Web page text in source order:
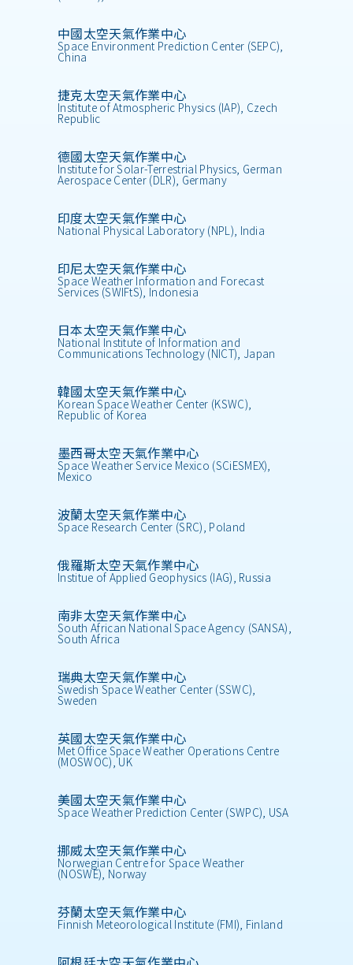
中國太空天氣作業中心
Space Environment Prediction Center (SEPC),
China
捷克太空天氣作業中心
Institute of Atmospheric Physics (IAP), Czech
Republic
德國太空天氣作業中心
Institute for Solar-Terrestrial Physics, German
Aerospace Center (DLR), Germany
印度太空天氣作業中心
National Physical Laboratory (NPL), India
印尼太空天氣作業中心
Space Weather Information and Forecast
Services (SWIFtS), Indonesia
日本太空天氣作業中心
National Institute of Information and
Communications Technology (NICT), Japan
韓國太空天氣作業中心
Korean Space Weather Center (KSWC),
Republic of Korea
墨西哥太空天氣作業中心
Space Weather Service Mexico (SCiESMEX),
Mexico
波蘭太空天氣作業中心
Space Research Center (SRC), Poland
俄羅斯太空天氣作業中心
Institue of Applied Geophysics (IAG), Russia
南非太空天氣作業中心
South African National Space Agency (SANSA),
South Africa
瑞典太空天氣作業中心
Swedish Space Weather Center (SSWC),
Sweden
英國太空天氣作業中心
Met Office Space Weather Operations Centre
(MOSWOC), UK
美國太空天氣作業中心
Space Weather Prediction Center (SWPC), USA
挪威太空天氣作業中心
Norwegian Centre for Space Weather
(NOSWE), Norway
芬蘭太空天氣作業中心
Finnish Meteorological Institute (FMI), Finland